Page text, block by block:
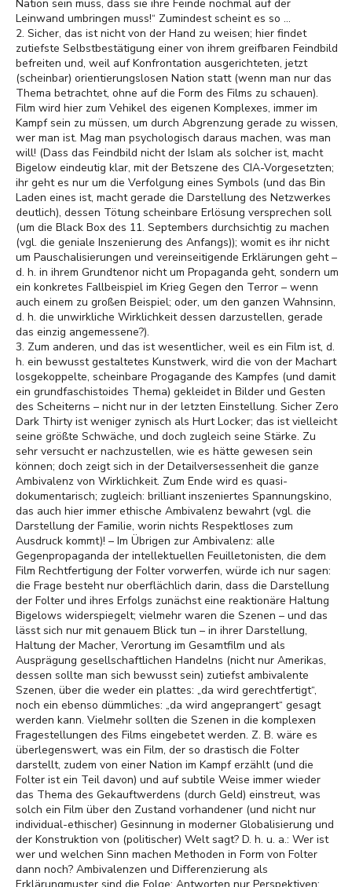
Nation sein muss, dass sie ihre Feinde nochmal auf der
Leinwand umbringen muss!“ Zumindest scheint es so ...
2. Sicher, das ist nicht von der Hand zu weisen; hier findet
zutiefste Selbstbestätigung einer von ihrem greifbaren Feindbild
befreiten und, weil auf Konfrontation ausgerichteten, jetzt
(scheinbar) orientierungslosen Nation statt (wenn man nur das
Thema betrachtet, ohne auf die Form des Films zu schauen).
Film wird hier zum Vehikel des eigenen Komplexes, immer im
Kampf sein zu müssen, um durch Abgrenzung gerade zu wissen,
wer man ist. Mag man psychologisch daraus machen, was man
will! (Dass das Feindbild nicht der Islam als solcher ist, macht
Bigelow eindeutig klar, mit der Betszene des CIA-Vorgesetzten;
ihr geht es nur um die Verfolgung eines Symbols (und das Bin
Laden eines ist, macht gerade die Darstellung des Netzwerkes
deutlich), dessen Tötung scheinbare Erlösung versprechen soll
(um die Black Box des 11. Septembers durchsichtig zu machen
(vgl. die geniale Inszenierung des Anfangs)); womit es ihr nicht
um Pauschalisierungen und vereinseitigende Erklärungen geht –
d. h. in ihrem Grundtenor nicht um Propaganda geht, sondern um
ein konkretes Fallbeispiel im Krieg Gegen den Terror – wenn
auch einem zu großen Beispiel; oder, um den ganzen Wahnsinn,
d. h. die unwirkliche Wirklichkeit dessen darzustellen, gerade
das einzig angemessene?).
3. Zum anderen, und das ist wesentlicher, weil es ein Film ist, d.
h. ein bewusst gestaltetes Kunstwerk, wird die von der Machart
losgekoppelte, scheinbare Progagande des Kampfes (und damit
ein grundfaschistoides Thema) gekleidet in Bilder und Gesten
des Scheiterns – nicht nur in der letzten Einstellung. Sicher Zero
Dark Thirty ist weniger zynisch als Hurt Locker; das ist vielleicht
seine größte Schwäche, und doch zugleich seine Stärke. Zu
sehr versucht er nachzustellen, wie es hätte gewesen sein
können; doch zeigt sich in der Detailversessenheit die ganze
Ambivalenz von Wirklichkeit. Zum Ende wird es quasi-
dokumentarisch; zugleich: brilliant inszeniertes Spannungskino,
das auch hier immer ethische Ambivalenz bewahrt (vgl. die
Darstellung der Familie, worin nichts Respektloses zum
Ausdruck kommt)! – Im Übrigen zur Ambivalenz: alle
Gegenpropaganda der intellektuellen Feuilletonisten, die dem
Film Rechtfertigung der Folter vorwerfen, würde ich nur sagen:
die Frage besteht nur oberflächlich darin, dass die Darstellung
der Folter und ihres Erfolgs zunächst eine reaktionäre Haltung
Bigelows widerspiegelt; vielmehr waren die Szenen – und das
lässt sich nur mit genauem Blick tun – in ihrer Darstellung,
Haltung der Macher, Verortung im Gesamtfilm und als
Ausprägung gesellschaftlichen Handelns (nicht nur Amerikas,
dessen sollte man sich bewusst sein) zutiefst ambivalente
Szenen, über die weder ein plattes: „da wird gerechtfertigt“,
noch ein ebenso dümmliches: „da wird angeprangert“ gesagt
werden kann. Vielmehr sollten die Szenen in die komplexen
Fragestellungen des Films eingebetet werden. Z. B. wäre es
überlegenswert, was ein Film, der so drastisch die Folter
darstellt, zudem von einer Nation im Kampf erzählt (und die
Folter ist ein Teil davon) und auf subtile Weise immer wieder
das Thema des Gekauftwerdens (durch Geld) einstreut, was
solch ein Film über den Zustand vorhandener (und nicht nur
individual-ethischer) Gesinnung in moderner Globalisierung und
der Konstruktion von (politischer) Welt sagt? D. h. u. a.: Wer ist
wer und welchen Sinn machen Methoden in Form von Folter
dann noch? Ambivalenzen und Differenzierung als